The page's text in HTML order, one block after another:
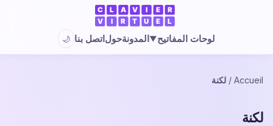
لوحات المفاتيح▼المدونةحولاتصل بنا 🌙
Accueil
/ لكنة
لكنة